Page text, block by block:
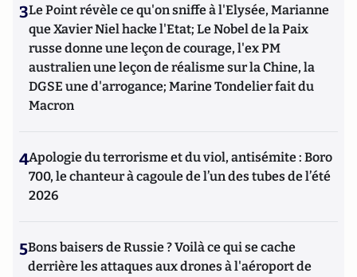
3Le Point révèle ce qu'on sniffe à l'Elysée, Marianne
que Xavier Niel hacke l'Etat; Le Nobel de la Paix
russe donne une leçon de courage, l'ex PM
australien une leçon de réalisme sur la Chine, la
DGSE une d'arrogance; Marine Tondelier fait du
Macron
4Apologie du terrorisme et du viol, antisémite : Boro
700, le chanteur à cagoule de l’un des tubes de l’été
2026
5Bons baisers de Russie ? Voilà ce qui se cache
derrière les attaques aux drones à l'aéroport de